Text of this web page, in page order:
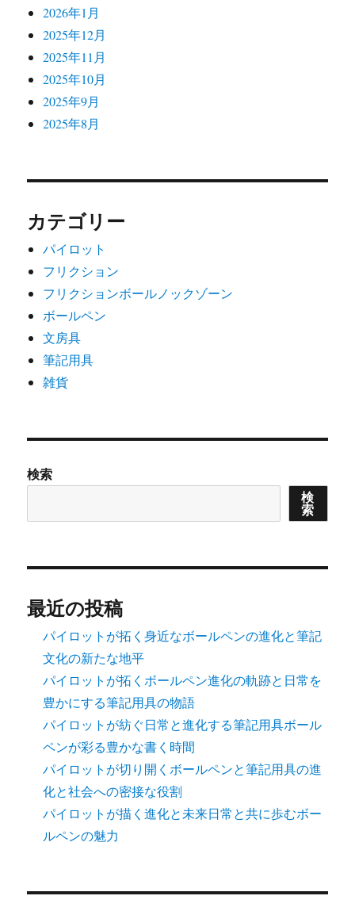
2026年1月
2025年12月
2025年11月
2025年10月
2025年9月
2025年8月
カテゴリー
パイロット
フリクション
フリクションボールノックゾーン
ボールペン
文房具
筆記用具
雑貨
検索
検
索
最近の投稿
パイロットが拓く身近なボールペンの進化と筆記
文化の新たな地平
パイロットが拓くボールペン進化の軌跡と日常を
豊かにする筆記用具の物語
パイロットが紡ぐ日常と進化する筆記用具ボール
ペンが彩る豊かな書く時間
パイロットが切り開くボールペンと筆記用具の進
化と社会への密接な役割
パイロットが描く進化と未来日常と共に歩むボー
ルペンの魅力